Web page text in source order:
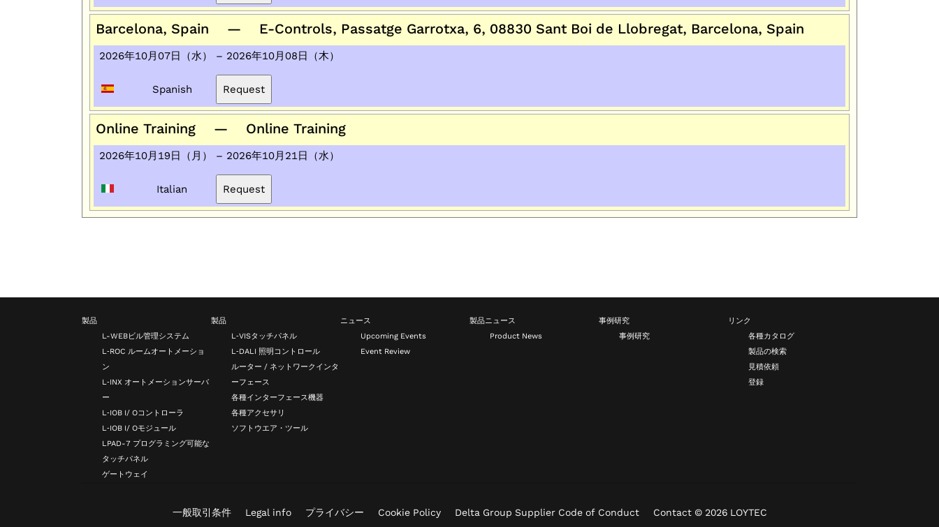
Barcelona, Spain — E-Controls, Passatge Garrotxa, 6, 08830 Sant Boi de Llobregat, Barcelona, Spain
2026年10月07日（水） – 2026年10月08日（木）
Spanish
Online Training — Online Training
2026年10月19日（月） – 2026年10月21日（水）
Italian
製品
L-WEBビル管理システム
L‑ROC ルームオートメーショ
ン
L‑INX オートメーションサーバ
ー
L‑IOB I/ Oコントローラ
L‑IOB I/ Oモジュール
LPAD-7 プログラミング可能な
タッチパネル
ゲートウェイ
製品
L‑VISタッチパネル
L‑DALI 照明コントロール
ルーター / ネットワークインタ
ーフェース
各種インターフェース機器
各種アクセサリ
ソフトウエア・ツール
ニュース
Upcoming Events
Event Review
製品ニュース
Product News
事例研究
事例研究
リンク
各種カタログ
製品の検索
見積依頼
登録
一般取引条件 Legal info プライバシー Cookie Policy Delta Group Supplier Code of Conduct Contact © 2026 LOYTEC